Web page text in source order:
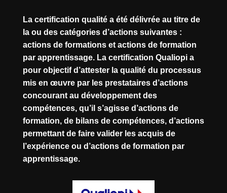
La certification qualité a été délivrée au titre de
la ou des catégories d’actions suivantes :
actions de formations et actions de formation
par apprentissage. La certification Qualiopi a
pour objectif d’attester la qualité du processus
mis en œuvre par les prestataires d’actions
concourant au développement des
compétences, qu’il s’agisse d’actions de
formation, de bilans de compétences, d’actions
permettant de faire valider les acquis de
l’expérience ou d’actions de formation par
apprentissage.